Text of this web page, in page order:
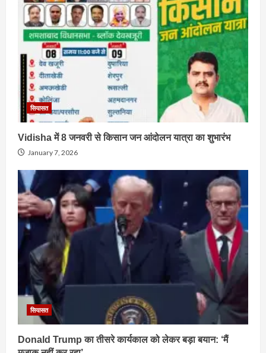
सियासत
Vidisha में 8 जनवरी से किसान जन आंदोलन यात्रा का शुभारंभ
January 7, 2026
सियासत
Donald Trump का तीसरे कार्यकाल को लेकर बड़ा बयान: ‘मैं